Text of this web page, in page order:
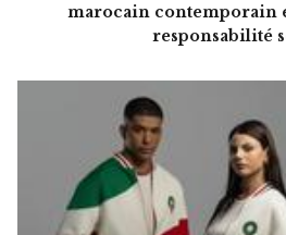
marocain contemporain
responsabilité